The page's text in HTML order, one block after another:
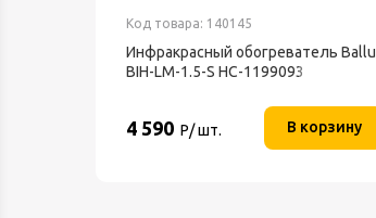
Код товара: 140145
Инфракрасный обогреватель Ballu
BIH-LM-1.5-S НС-1199093
4 590 Р/ шт. В корзину